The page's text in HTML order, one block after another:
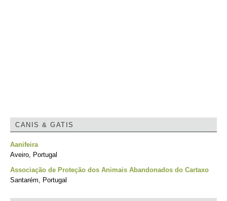
CANIS & GATIS
Aanifeira
Aveiro, Portugal
Associação de Proteção dos Animais Abandonados do Cartaxo
Santarém, Portugal